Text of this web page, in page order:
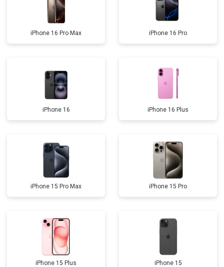
iPhone 16 Pro Max iPhone 16 Pro
iPhone 16 iPhone 16 Plus
iPhone 15 Pro Max iPhone 15 Pro
iPhone 15 Plus iPhone 15